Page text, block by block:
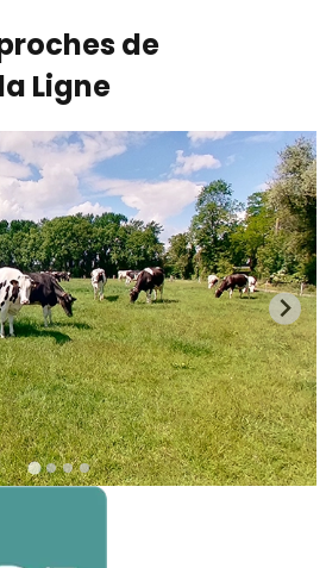
de
Ligne
ferme de qualité à Wambrechies
le vert des prairies épouse le
la Ferme Baron. Depuis 1993,
est le symb